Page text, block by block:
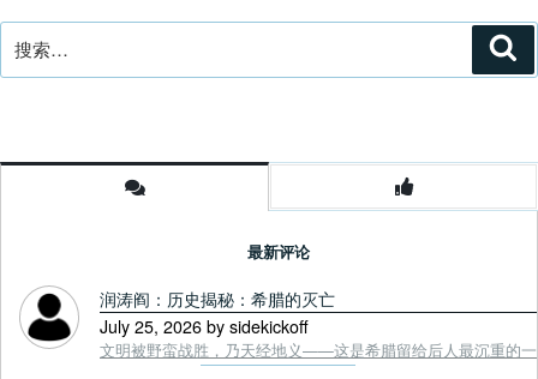
索：
最新评论
润涛阎：历史揭秘：希腊的灭亡
July 25, 2026 by sidekickoff
文明被野蛮战胜，乃天经地义——这是希腊留给后人最沉重的